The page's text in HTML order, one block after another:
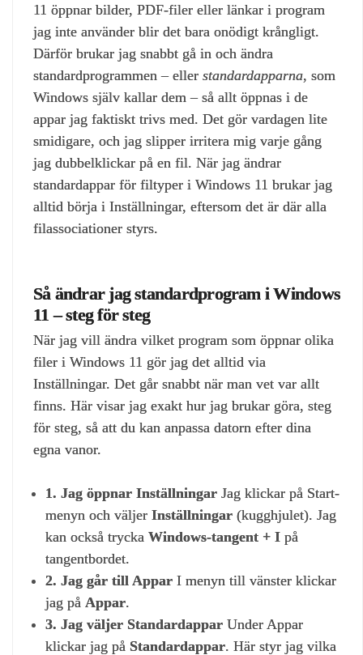
11 öppnar bilder, PDF‑filer eller länkar i program
jag inte använder blir det bara onödigt krångligt.
Därför brukar jag snabbt gå in och ändra
standardprogrammen – eller standardapparna, som
Windows själv kallar dem – så allt öppnas i de
appar jag faktiskt trivs med. Det gör vardagen lite
smidigare, och jag slipper irritera mig varje gång
jag dubbelklickar på en fil. När jag ändrar
standardappar för filtyper i Windows 11 brukar jag
alltid börja i Inställningar, eftersom det är där alla
filassociationer styrs.
Så ändrar jag standardprogram i Windows
11 – steg för steg
När jag vill ändra vilket program som öppnar olika
filer i Windows 11 gör jag det alltid via
Inställningar. Det går snabbt när man vet var allt
finns. Här visar jag exakt hur jag brukar göra, steg
för steg, så att du kan anpassa datorn efter dina
egna vanor.
1. Jag öppnar Inställningar Jag klickar på Start-
menyn och väljer Inställningar (kugghjulet). Jag
kan också trycka Windows-tangent + I på
tangentbordet.
2. Jag går till Appar I menyn till vänster klickar
jag på Appar.
3. Jag väljer Standardappar Under Appar
klickar jag på Standardappar. Här styr jag vilka